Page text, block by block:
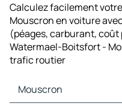
Calculez facilement
Mouscron en voiture
(péages, carburant,
Watermael-Boitsfort -
trafic routier
Mouscron